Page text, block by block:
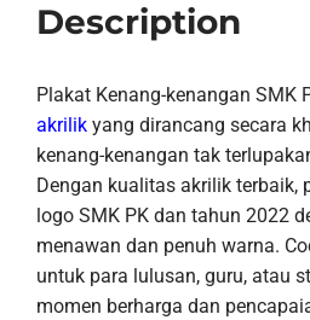
Description
Plakat Kenang-kenangan SMK
akrilik yang dirancang secara
kenang-kenangan tak
Dengan kualitas akrilik terbaik,
logo SMK PK dan tahun 2022
menawan dan penuh warna.
untuk para lulusan, guru, atau
momen berharga dan